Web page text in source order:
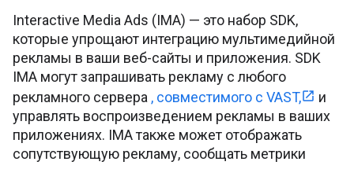
Interactive Media Ads (IMA) — это набор SDK,
которые упрощают интеграцию мультимедийной
рекламы в ваши веб-сайты и приложения. SDK
IMA могут запрашивать рекламу с любого
рекламного сервера , совместимого с VAST,
и
управлять воспроизведением рекламы в ваших
приложениях. IMA также может отображать
сопутствующую рекламу, сообщать метрики